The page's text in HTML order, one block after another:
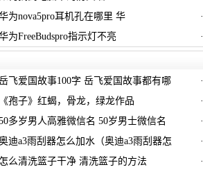
为nova5pro耳机孔在哪里 华 ·
为FreeBudspro指示灯不亮 ·
飞爱国故事100字 岳飞爱国故事都有哪 ·
《孢子》红蝎，骨龙，绿龙作品 ·
多岁男人高雅微信名 50岁男士微信名 ·
迪a3雨刮器怎么加水（奥迪a3雨刮器怎 ·
怎么清洗篮子干净 清洗篮子的方法 ·